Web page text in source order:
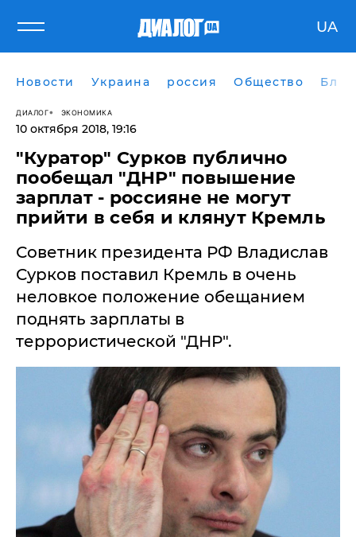
UA
Новости Украина россия Общество
ДИАЛОГ ЭКОНОМИКА
10 октября 2018, 19:16
​"Куратор" Сурков публично
пообещал "ДНР" повышение
зарплат - россияне не могут
прийти в себя и клянут Кремль
Советник президента РФ Владислав
Сурков поставил Кремль в очень
неловкое положение обещанием
поднять зарплаты в
террористической "ДНР".